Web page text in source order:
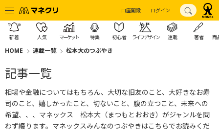
口座開設 ログイン
新着 人気 マーケット 特集 初心者 ライフデザイン 連載 著者 商
HOME 連載一覧 松本大のつぶやき
記事一覧
相場や金融についてはもちろん、大切な旧友のこと、大好きなお寿
司のこと、嬉しかったこと、切ないこと、腹の立つこと、未来への
希望、、、マネックス 松本大（まつもとおおき）がジャンルを問
わず綴ります。 マネックスみんなのつぶやきはこちらでお読みくだ